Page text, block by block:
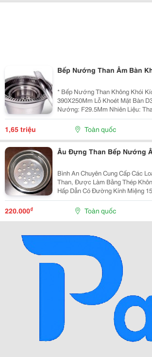
Bếp Nướng Than Âm Bàn
* Bếp Nướng Than Không Khói Kích Thước:
390X250Mm Lỗ Khoét Mặt Bàn D370M Đường Kính Vỉ
Nướng: F29.5Mm Nhiên Liệu: Than Nướng Không Khói
Vật Liệu : Inox - Bình An Là Đơn Vị Nhập Khẩu Và Phân
Phối Các Loại Bếp Nướng Than
1,65 triệu Toàn quốc
Âu Đựng Than Bếp Nướng
Bình An Chuyên Cung Cấp Các
Than, Được Làm Bằng Thép
Hấp Dẫn Có Đường Kính Miệng
Kích Thước Khác Có Sẵn, Nhìn
220.000₫ Toàn quốc